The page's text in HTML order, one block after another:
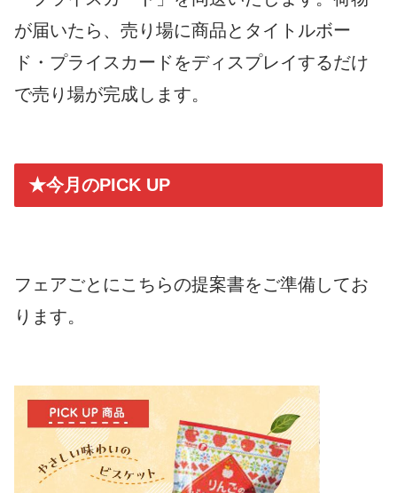
が届いたら、売り場に商品とタイトルボー
ド・プライスカードをディスプレイするだけ
で売り場が完成します。
★今月のPICK UP
フェアごとにこちらの提案書をご準備してお
ります。